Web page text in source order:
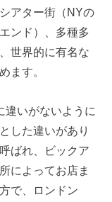
アター街（NYの
ンド）、多種多
世界的に有名な
ます。
違いがないように
した違いがあり
ばれ、ビックア
によってお店ま
で、ロンドン